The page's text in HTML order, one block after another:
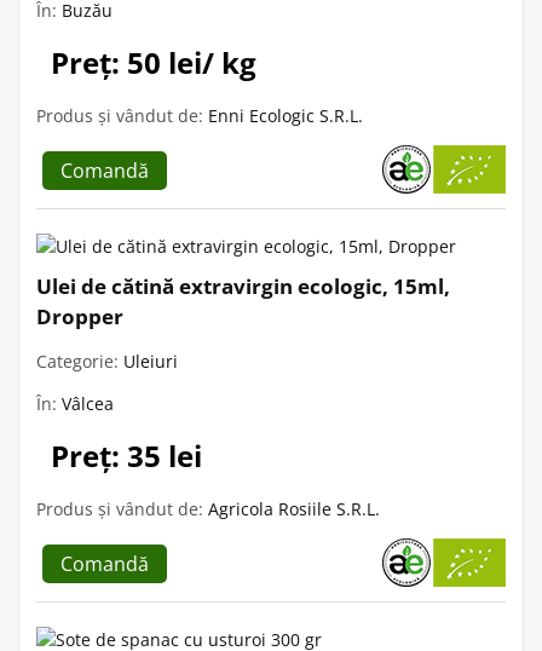
În: Buzău
Preț: 50 lei/ kg
Produs și vândut de: Enni Ecologic S.R.L.
Comandă
Ulei de cătină extravirgin ecologic, 15ml,
Dropper
Categorie: Uleiuri
În: Vâlcea
Preț: 35 lei
Produs și vândut de: Agricola Rosiile S.R.L.
Comandă